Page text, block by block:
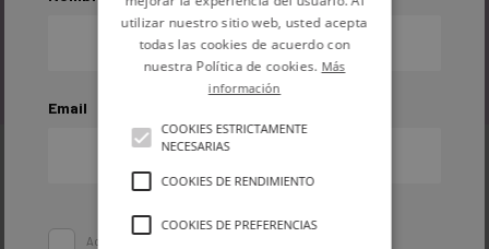
Inspiración
Email
Acepto la
utilizar nuestro sitio web, usted acepta
todas las cookies de acuerdo con
nuestra Política de cookies. Más
información
COOKIES ESTRICTAMENTE
NECESARIAS
COOKIES DE RENDIMIENTO
COOKIES DE PREFERENCIAS